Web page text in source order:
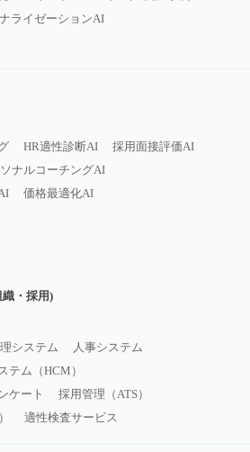
ライゼーションAI
HR適性診断AI
採用面接評価AI
ナルコーチングAI
価格最適化AI
・採用)
システム
人事システム
テム（HCM）
ケート
採用管理（ATS）
適性検査サービス